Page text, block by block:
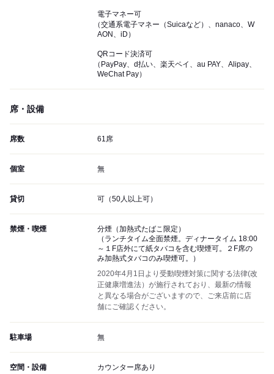
電子マネー可
（交通系電子マネー（Suicaなど）、nanaco、W
AON、iD）
QRコード決済可
（PayPay、d払い、楽天ペイ、au PAY、Alipay、
WeChat Pay）
席・設備
席数 61席
個室 無
貸切 可（50人以上可）
禁煙・喫煙
分煙（加熱式たばこ限定）
（ランチタイム全面禁煙。ディナータイム 18:00
～１F店外にて紙タバコを含む喫煙可。２F席の
み加熱式タバコのみ喫煙可。）
2020年4月1日より受動喫煙対策に関する法律(改
正健康増進法）が施行されており、最新の情報
と異なる場合がございますので、ご来店前に店
舗にご確認ください。
駐車場 無
空間・設備 カウンター席あり